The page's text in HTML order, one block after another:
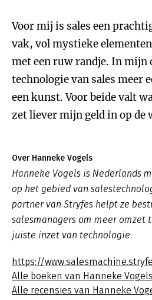
Voor mij is sales een
vak, vol mystieke
met een ruw randje. In mijn
technologie van sales meer
een kunst. Voor beide valt
zet liever mijn geld in op de
Over Hanneke Vogels
Hanneke Vogels is Nederlands
op het gebied van
partner van Stryfes helpt ze
salesmanagers om meer omzet
juiste inzet van technologie.
https://
Alle boeken van Hanneke Vogels
Alle recensies van Hanneke